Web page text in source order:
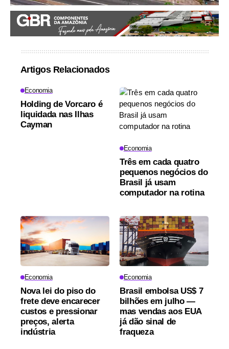
Artigos Relacionados
Economia
Holding de Vorcaro é
liquidada nas Ilhas
Cayman
Economia
Três em cada quatro
pequenos negócios do
Brasil já usam
computador na rotina
Economia
Nova lei do piso do
frete deve encarecer
custos e pressionar
preços, alerta
indústria
Economia
Brasil embolsa US$ 7
bilhões em julho —
mas vendas aos EUA
já dão sinal de
fraqueza